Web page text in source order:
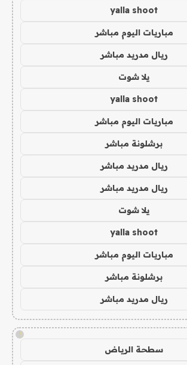
yalla shoot
مباريات اليوم مباشر
ريال مدريد مباشر
يلا شوت
yalla shoot
مباريات اليوم مباشر
برشلونة مباشر
ريال مدريد مباشر
ريال مدريد مباشر
يلا شوت
yalla shoot
مباريات اليوم مباشر
برشلونة مباشر
ريال مدريد مباشر
!
سطحة الرياض